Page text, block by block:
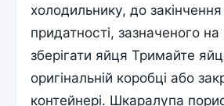
холодильнику, до
придатності, зазначеного на
зберігати яйця Тримайте
оригінальній коробці або
контейнері. Шкаралупа